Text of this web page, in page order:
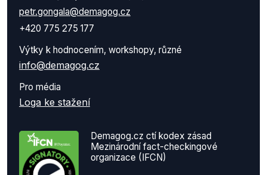
petr.gongala@demagog.cz
+420 775 275 177
Výtky k hodnocením, workshopy, různé
info@demagog.cz
Pro média
Loga ke stažení
Demagog.cz ctí kodex zásad
Mezinárodní fact-checkingové
organizace (IFCN)